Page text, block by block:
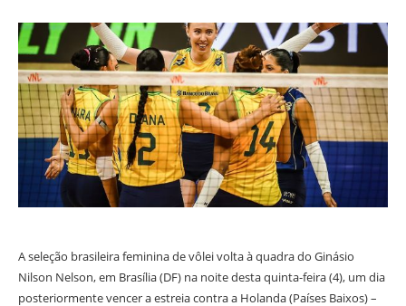
A seleção brasileira feminina de vôlei volta à quadra do Ginásio
Nilson Nelson, em Brasília (DF) na noite desta quinta-feira (4), um dia
posteriormente vencer a estreia contra a Holanda (Países Baixos) –